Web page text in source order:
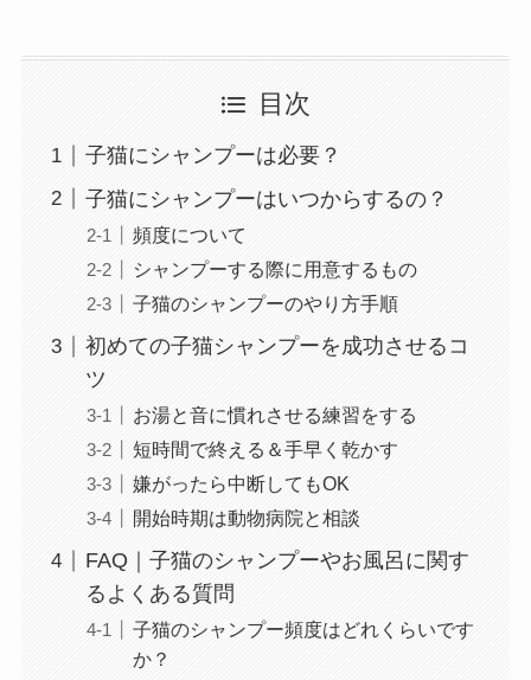
目次
子猫にシャンプーは必要？
子猫にシャンプーはいつからするの？
頻度について
シャンプーする際に用意するもの
子猫のシャンプーのやり方手順
初めての子猫シャンプーを成功させるコ
ツ
お湯と音に慣れさせる練習をする
短時間で終える＆手早く乾かす
嫌がったら中断してもOK
開始時期は動物病院と相談
FAQ｜子猫のシャンプーやお風呂に関す
るよくある質問
子猫のシャンプー頻度はどれくらいです
か？